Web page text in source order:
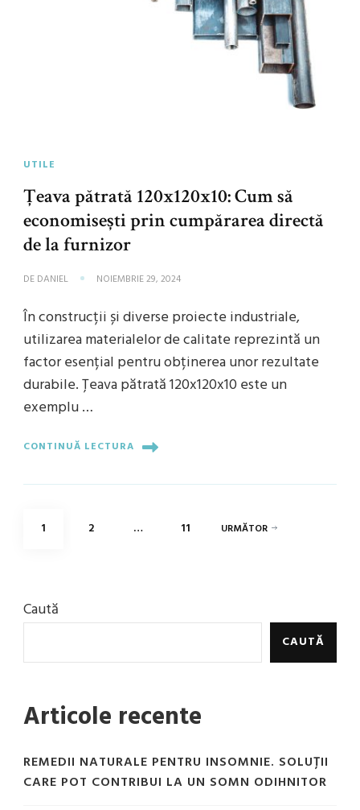
UTILE
Țeava pătrată 120x120x10: Cum să
economisești prin cumpărarea directă
de la furnizor
DE DANIEL NOIEMBRIE 29, 2024
În construcții și diverse proiecte industriale,
utilizarea materialelor de calitate reprezintă un
factor esențial pentru obținerea unor rezultate
durabile. Țeava pătrată 120x120x10 este un
exemplu …
CONTINUĂ LECTURA
Paginație
PAGINĂ
1 PAGINĂ
2 … PAGINĂ
11 URMĂTOR
Caută
CAUTĂ
Articole recente
REMEDII NATURALE PENTRU INSOMNIE. SOLUȚII
CARE POT CONTRIBUI LA UN SOMN ODIHNITOR